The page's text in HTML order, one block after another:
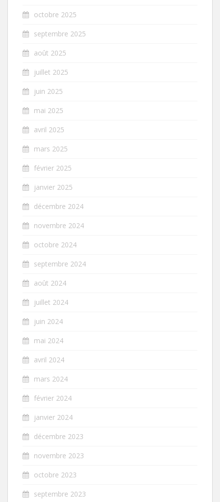
octobre 2025
septembre 2025
août 2025
juillet 2025
juin 2025
mai 2025
avril 2025
mars 2025
février 2025
janvier 2025
décembre 2024
novembre 2024
octobre 2024
septembre 2024
août 2024
juillet 2024
juin 2024
mai 2024
avril 2024
mars 2024
février 2024
janvier 2024
décembre 2023
novembre 2023
octobre 2023
septembre 2023